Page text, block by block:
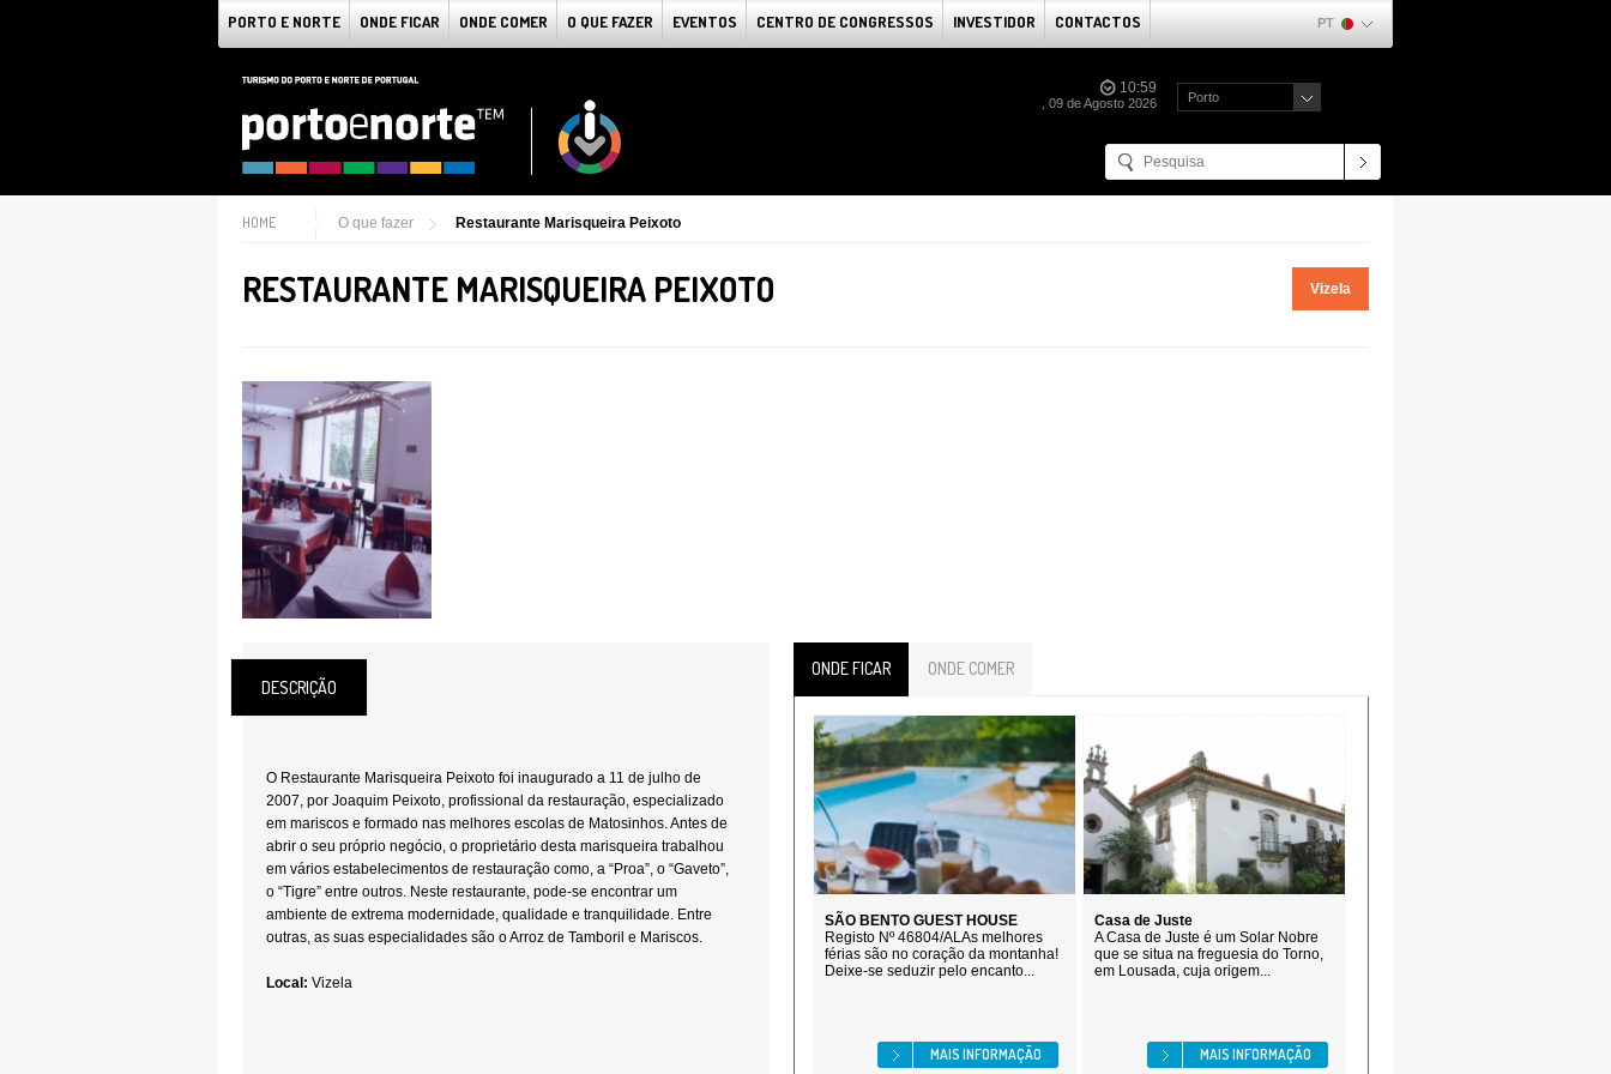
PORTO E NORTE ONDE FICAR ONDE COMER O QUE FAZER EVENTOS CENTRO DE CONGRESSOS INVESTIDOR CONTACTOS PT
10:59
, 09 de Agosto 2026 Porto
HOME O que fazer Restaurante Marisqueira Peixoto
RESTAURANTE MARISQUEIRA PEIXOTO Vizela
DESCRIÇÃO
O Restaurante Marisqueira Peixoto foi inaugurado a 11 de julho de
2007, por Joaquim Peixoto, profissional da restauração, especializado
em mariscos e formado nas melhores escolas de Matosinhos. Antes de
abrir o seu próprio negócio, o proprietário desta marisqueira trabalhou
em vários estabelecimentos de restauração como, a “Proa”, o “Gaveto”,
o “Tigre” entre outros. Neste restaurante, pode-se encontrar um
ambiente de extrema modernidade, qualidade e tranquilidade. Entre
outras, as suas especialidades são o Arroz de Tamboril e Mariscos.
Local: Vizela
ONDE FICAR ONDE COMER
SÃO BENTO GUEST HOUSE
Registo Nº 46804/ALAs melhores
férias são no coração da montanha!
Deixe-se seduzir pelo encanto...
MAIS INFORMAÇÃO
Casa de Juste
A Casa de Juste é um Solar Nobre
que se situa na freguesia do Torno,
em Lousada, cuja origem...
MAIS INFORMAÇÃO